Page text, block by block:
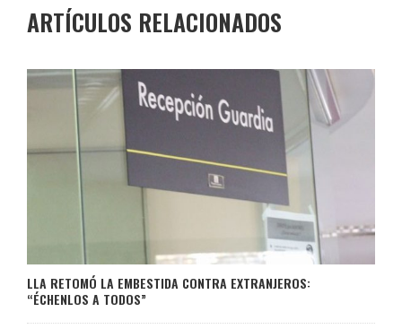
ARTÍCULOS RELACIONADOS
LLA RETOMÓ LA EMBESTIDA CONTRA EXTRANJEROS:
“ÉCHENLOS A TODOS”